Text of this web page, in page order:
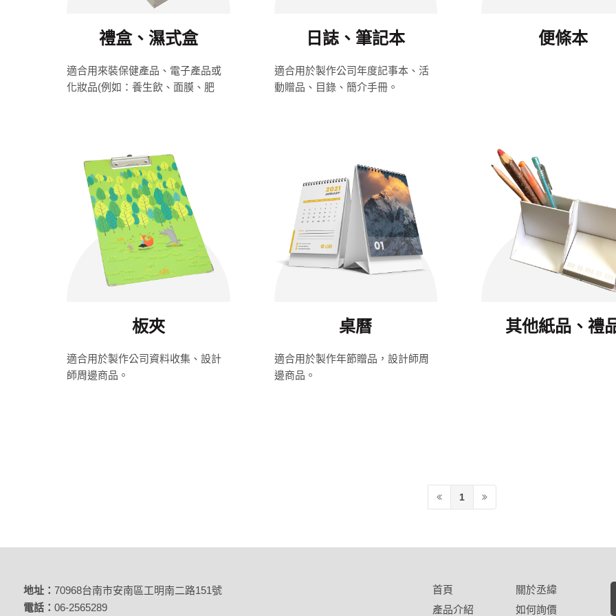
禮盒、濕式盒
適合用來裝保健產品、電子產品或
化妝品(例如：養生飲、面膜、肥
日誌、筆記本
適合用於製作公司年度記事本、活
動贈品、目錄、簡介手冊。
便條本
板夾
適合用於製作公司資料收集、設計
師周邊商品。
桌曆
適合用於製作年節贈品，設計師周
邊商品。
其他紙品、禮
1
地址： 70968台南市安南區工明南二路151號
電話： 06-2565289
首頁
關於丞緯
產品介紹
如何詢價